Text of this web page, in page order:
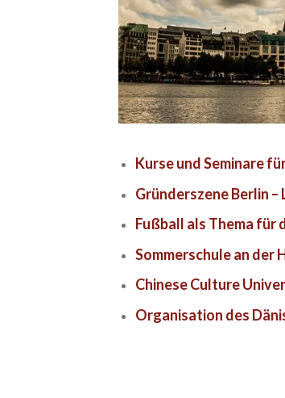
Kurse und Seminare
Gründerszene Berlin
Fußball als Thema für
Sommerschule an der
Chinese Culture
Organisation des